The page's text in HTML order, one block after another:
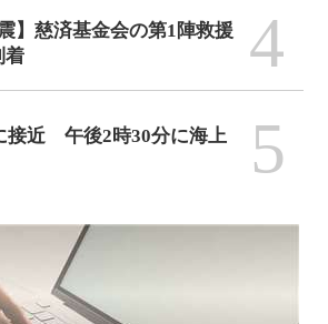
】慈済基金会の第1陣救援
着
4
接近 午後2時30分に海上
5